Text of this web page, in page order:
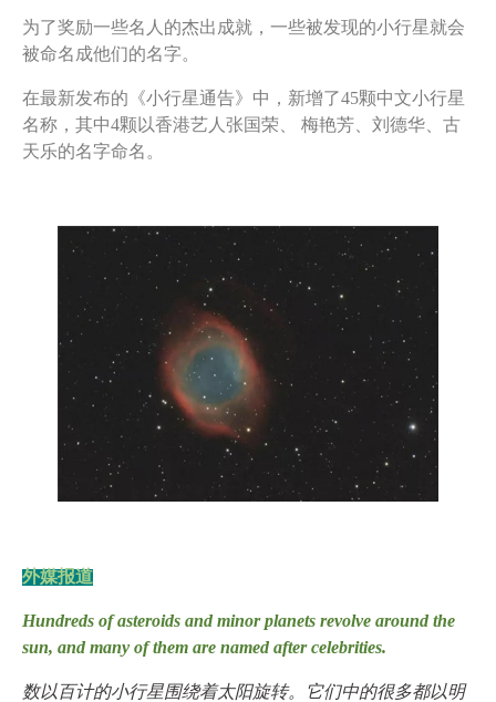
为了奖励一些名人的杰出成就，一些被发现的小行星就会
被命名成他们的名字。
在最新发布的《小行星通告》中，新增了45颗中文小行星
名称，其中4颗以香港艺人张国荣、 梅艳芳、刘德华、古
天乐的名字命名。
外媒报道
Hundreds of asteroids and minor planets revolve around the
sun, and many of them are named after celebrities.
数以百计的小行星围绕着太阳旋转。它们中的很多都以明